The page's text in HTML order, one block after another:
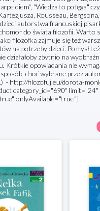
diem", "Wiedza to potęga"
Rousseau,
autorstwa francuskiej
do świata filozofii. Warto
filozofka zajmuje się też
na potrzeby dzieci. Pomysł
działałoby zbytnio na
Krótkie opowiadania nie
choć wybrane przez
- http://filozofuj.eu/dorota-
category_id="690"
onlyAvailable="true"]